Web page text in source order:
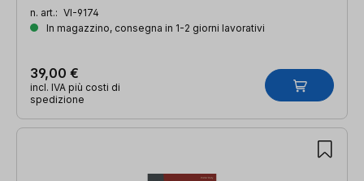
n. art.: VI-9174
In magazzino, consegna in 1-2 giorni lavorativi
39,00 €
incl. IVA più costi di
spedizione